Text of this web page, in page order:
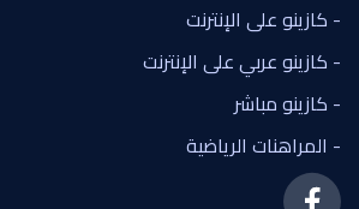
- كازينو على الإنترنت
- كازينو عربي على الإنترنت
- كازينو مباشر
- المراهنات الرياضية